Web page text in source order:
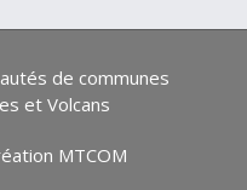
de communes
et Volcans
MTCOM